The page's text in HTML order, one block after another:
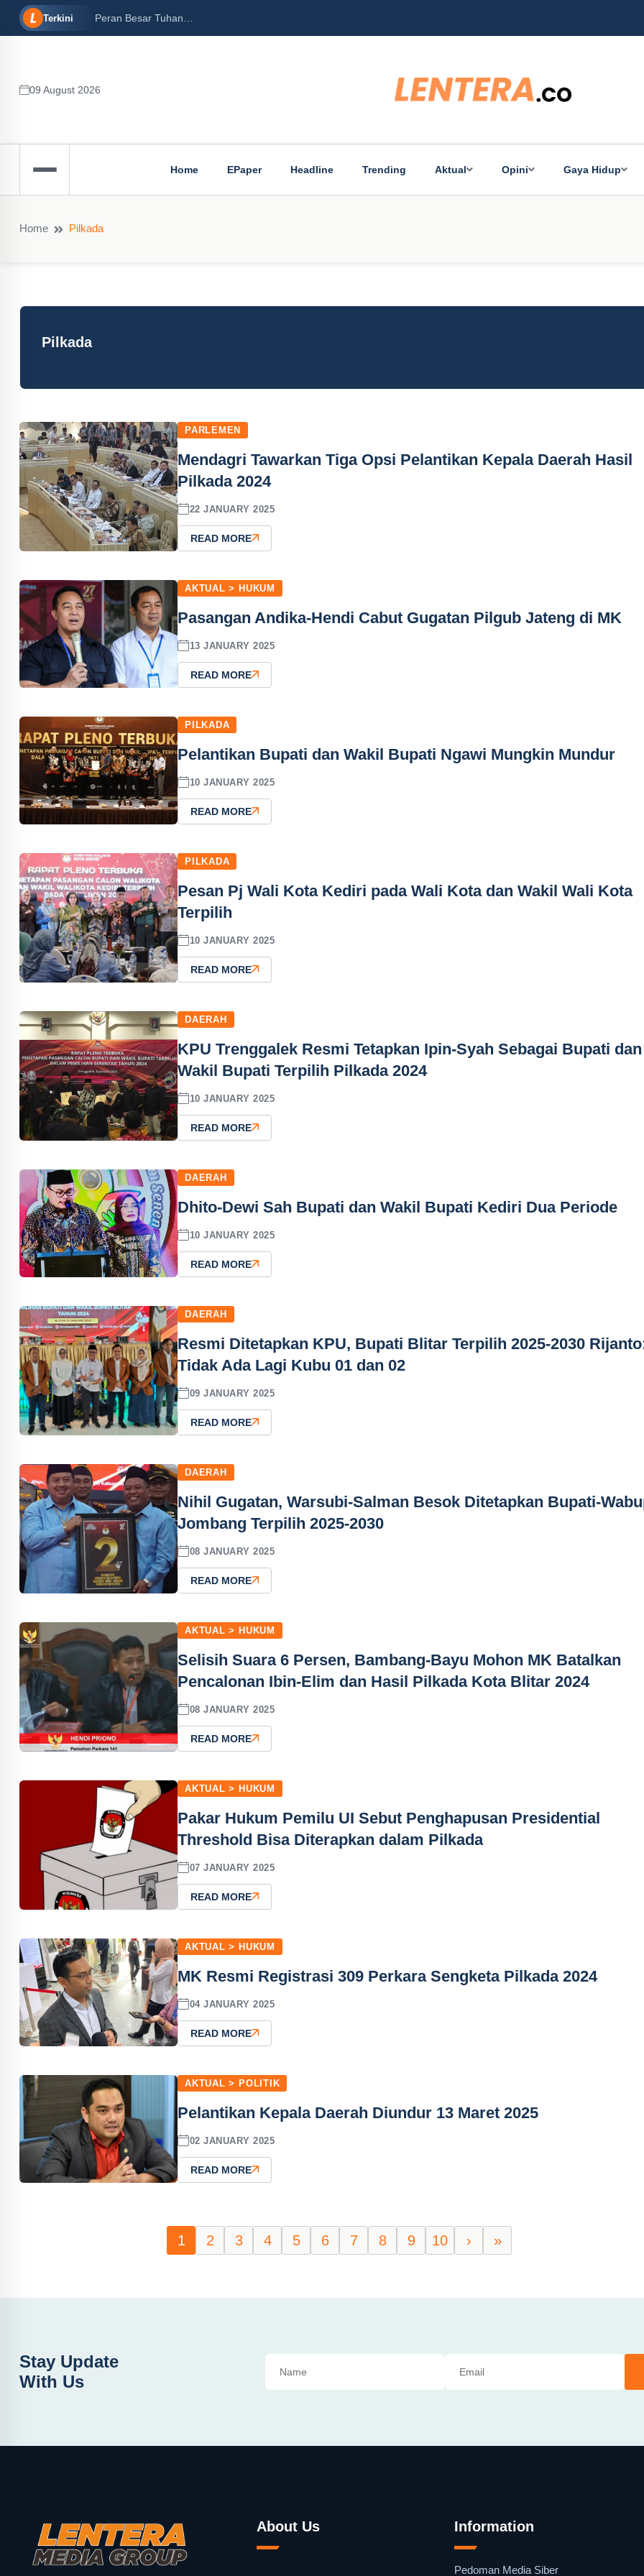
Terkini
12/2024) Peran Besar Tuhan…
09 August 2026
Home EPaper Headline Trending Aktual Opini Gaya Hidup
Home Pilkada
Pilkada
PARLEMEN
Mendagri Tawarkan Tiga Opsi Pelantikan Kepala Daerah Hasil
Pilkada 2024
22 JANUARY 2025
READ MORE
AKTUAL > HUKUM
Pasangan Andika-Hendi Cabut Gugatan Pilgub Jateng di MK
13 JANUARY 2025
READ MORE
PILKADA
Pelantikan Bupati dan Wakil Bupati Ngawi Mungkin Mundur
10 JANUARY 2025
READ MORE
PILKADA
Pesan Pj Wali Kota Kediri pada Wali Kota dan Wakil Wali Kota
Terpilih
10 JANUARY 2025
READ MORE
DAERAH
KPU Trenggalek Resmi Tetapkan Ipin-Syah Sebagai Bupati dan
Wakil Bupati Terpilih Pilkada 2024
10 JANUARY 2025
READ MORE
DAERAH
Dhito-Dewi Sah Bupati dan Wakil Bupati Kediri Dua Periode
10 JANUARY 2025
READ MORE
DAERAH
Resmi Ditetapkan KPU, Bupati Blitar Terpilih 2025-2030
Tidak Ada Lagi Kubu 01 dan 02
09 JANUARY 2025
READ MORE
DAERAH
Nihil Gugatan, Warsubi-Salman Besok Ditetapkan Bupati-
Jombang Terpilih 2025-2030
08 JANUARY 2025
READ MORE
AKTUAL > HUKUM
Selisih Suara 6 Persen, Bambang-Bayu Mohon MK Batalkan
Pencalonan Ibin-Elim dan Hasil Pilkada Kota Blitar 2024
08 JANUARY 2025
READ MORE
AKTUAL > HUKUM
Pakar Hukum Pemilu UI Sebut Penghapusan Presidential
Threshold Bisa Diterapkan dalam Pilkada
07 JANUARY 2025
READ MORE
AKTUAL > HUKUM
MK Resmi Registrasi 309 Perkara Sengketa Pilkada 2024
04 JANUARY 2025
READ MORE
AKTUAL > POLITIK
Pelantikan Kepala Daerah Diundur 13 Maret 2025
02 JANUARY 2025
READ MORE
1 2 3 4 5 6 7 8 9 10 › »
Stay Update
With Us
About Us Information
Pedoman Media Siber